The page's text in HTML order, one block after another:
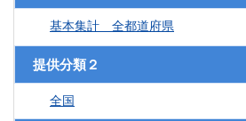
基本集計 全都道府県
提供分類２
全国